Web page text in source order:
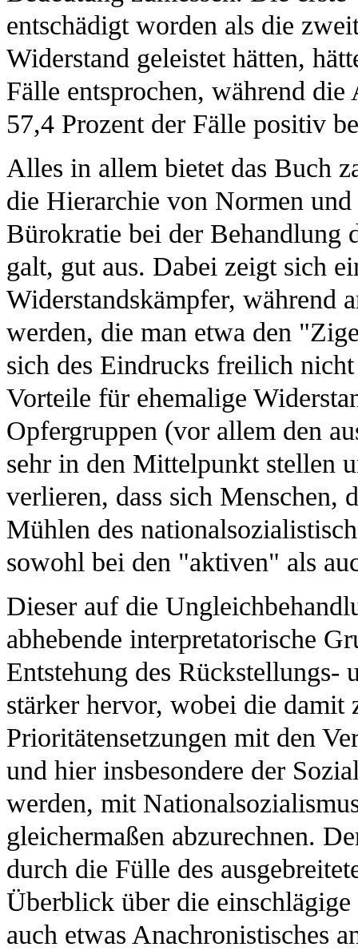
entschädigt worden als die
Widerstand geleistet hätten,
Fälle entsprochen, während
57,4 Prozent der Fälle positiv
Alles in allem bietet das Buch
die Hierarchie von Normen
Bürokratie bei der Behandlung
galt, gut aus. Dabei zeigt sich
Widerstandskämpfer, während
werden, die man etwa den
sich des Eindrucks freilich
Vorteile für ehemalige
Opfergruppen (vor allem den
sehr in den Mittelpunkt stellen
verlieren, dass sich Menschen,
Mühlen des
sowohl bei den "aktiven" als
Dieser auf die
abhebende interpretatorische
Entstehung des Rückstellungs-
stärker hervor, wobei die damit
Prioritätensetzungen mit den
und hier insbesondere der
werden, mit
gleichermaßen abzurechnen.
durch die Fülle des
Überblick über die
auch etwas Anachronistisches